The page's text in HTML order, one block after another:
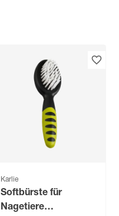
Karlie
Softbürste für
Nagetiere